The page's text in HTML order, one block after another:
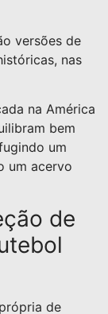
versões de
nas
na América
bem
um
um acervo
de
de